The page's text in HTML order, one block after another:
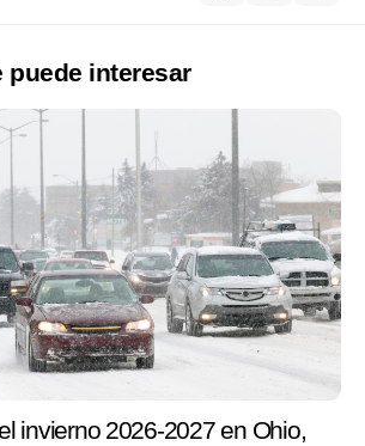
puede interesar
invierno 2026-2027 en Ohio,